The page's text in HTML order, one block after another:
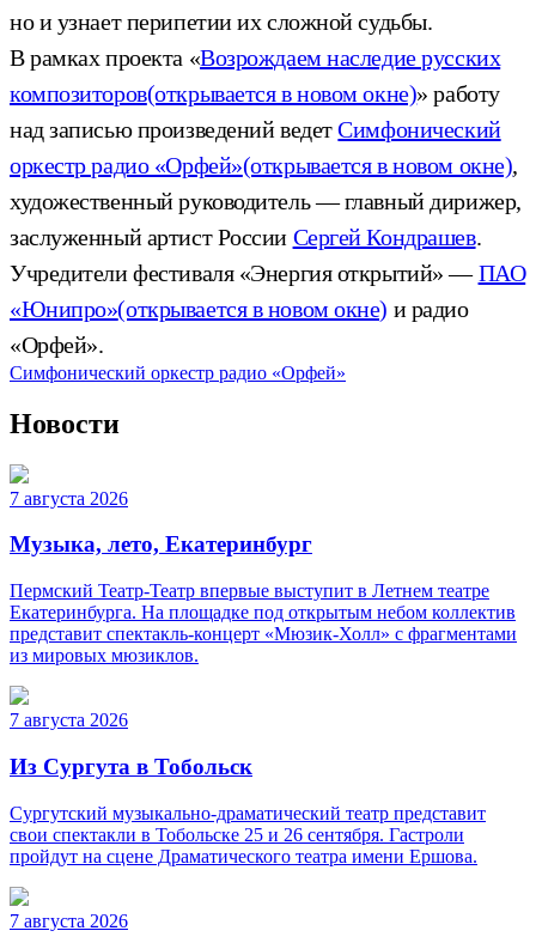
но и узнает перипетии их сложной судьбы.
В рамках проекта «Возрождаем наследие русских
композиторов(открывается в новом окне)» работу
над записью произведений ведетСимфонический
оркестр радио «Орфей»(открывается в новом окне),
художественный руководитель — главный дирижер,
заслуженный артист России Сергей Кондрашев.
Учредители фестиваля «Энергия открытий» —ПАО
«Юнипро»(открывается в новом окне) и радио
«Орфей».
Симфонический оркестр радио «Орфей»
Новости
7 августа 2026
Музыка, лето, Екатеринбург
Пермский Театр-Театр впервые выступит в Летнем театре
Екатеринбурга. На площадке под открытым небом коллектив
представит спектакль-концерт «Мюзик-Холл» с фрагментами
из мировых мюзиклов.
7 августа 2026
Из Сургута в Тобольск
Сургутский музыкально-драматический театр представит
свои спектакли в Тобольске 25 и 26 сентября. Гастроли
пройдут на сцене Драматического театра имени Ершова.
7 августа 2026